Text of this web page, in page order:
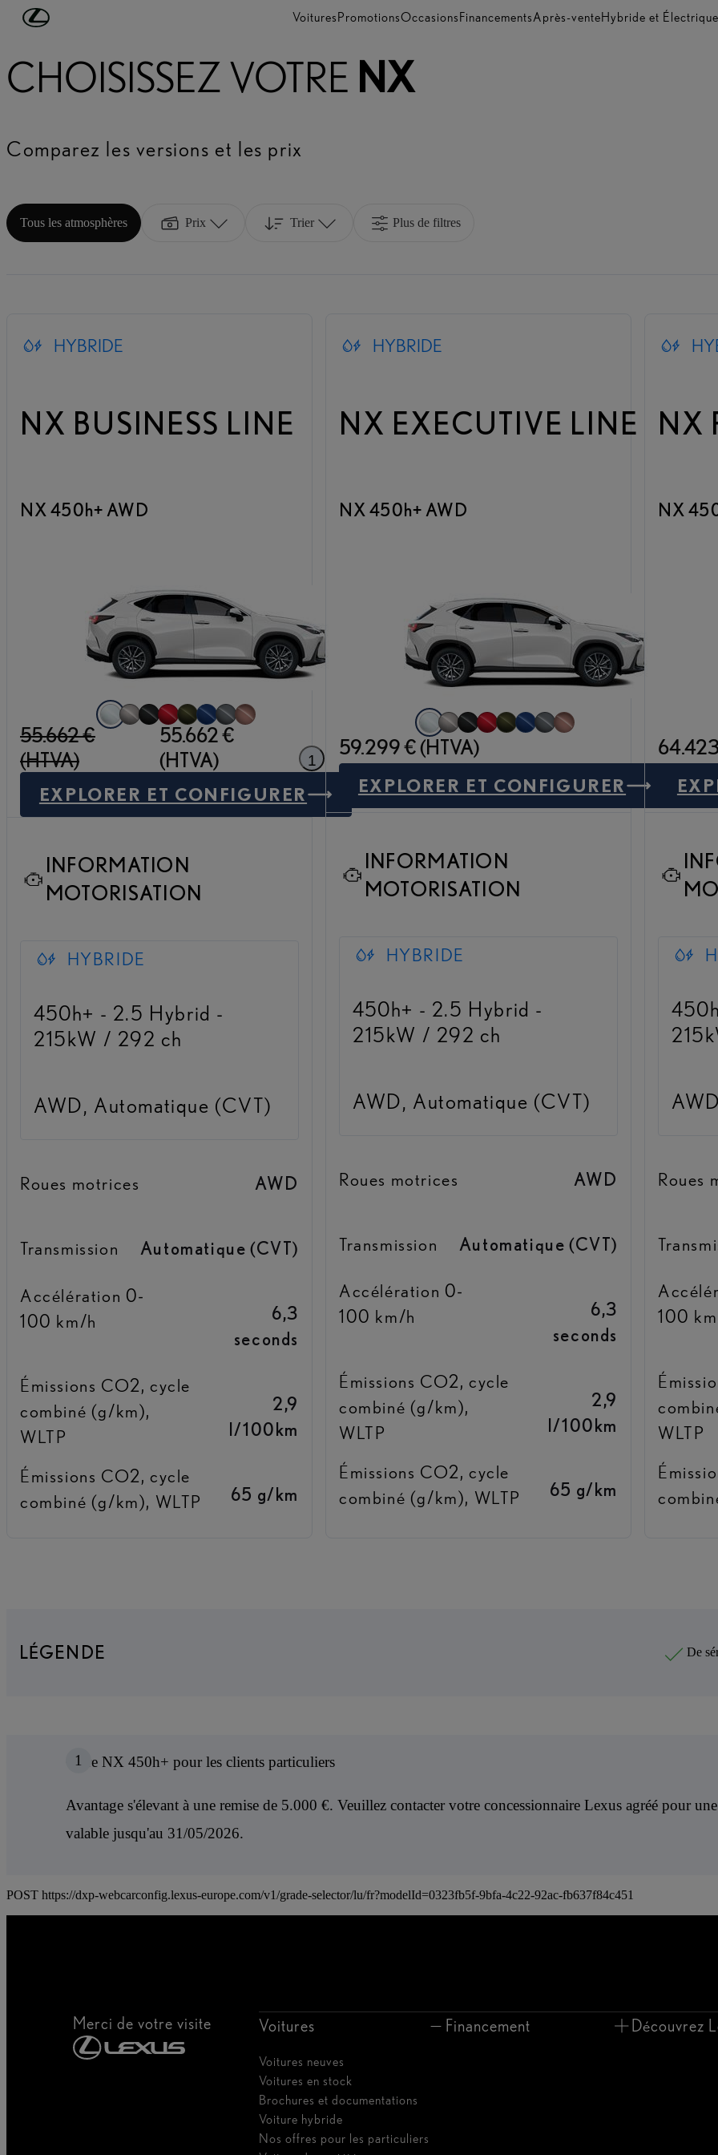
Passer au contenu principal VoituresPromotionsOccasionsFinancementsAprès-venteHybride et Électrique
CHOISISSEZ VOTRE NX
Comparez les versions et les prix
Tous les atmosphères Prix Trier Plus de filtres
HYBRIDE
NX BUSINESS LINE
NX 450h+ AWD
F White (083)
Sonic Titanium (1J7)
Graphite Black (223)
Radiant Red (3T5)
Terrane Khaki (6X4)
Celestial Blue (8Y6)
Sonic Grey (1L1)
55.662 €
(HTVA)
55.662 €
(HTVA)
1
EXPLORER ET CONFIGURER
NX BUSINESS LINE
INFORMATION
MOTORISATION
HYBRIDE
450h+ - 2.5 Hybrid -
215kW / 292 ch
AWD, Automatique (CVT)
Roues motrices AWD
Transmission Automatique (CVT)
Accélération 0-
100 km/h
6,3
seconds
Émissions CO2, cycle
combiné (g/km),
WLTP
2,9
l/100km
Émissions CO2, cycle
combiné (g/km), WLTP
65 g/km
HYBRIDE
NX EXECUTIVE LINE
NX 450h+ AWD
F White (083)
Sonic Titanium (1J7)
Graphite Black (223)Sonic Copper (4Y5)
59.299 € (HTVA)
EXPLORER ET CONFIGURER
NX EXECUTIVE LINE
INFORMATION
MOTORISATION
HYBRIDE
450h+ - 2.5 Hybrid -
215kW / 292 ch
AWD, Automatique (CVT)
Roues motrices AWD
Transmission Automatique (CVT)
Accélération 0-
100 km/h
6,3
seconds
Émissions CO2, cycle
combiné (g/km),
WLTP
2,9
l/100km
Émissions CO2, cycle
combiné (g/km), WLTP
65 g/km
NX
NX
Roues
100
WLTP
LÉGENDE De
1
Offre NX 450h+ pour les clients particuliers
Avantage s'élevant à une remise de 5.000 €. Veuillez contacter votre concessionnaire Lexus agréé pour
valable jusqu'au 31/05/2026.
POST https://dxp-webcarconfig.lexus-europe.com/v1/grade-selector/lu/fr?modelId=0323fb5f-9bfa-4c22-92ac-fb637f84c451
Merci de votre visite Voitures
Voitures neuves
Voitures en stock
Brochures et documentations
Voiture hybride
Nos offres pour les particuliers
Financement Découvrez